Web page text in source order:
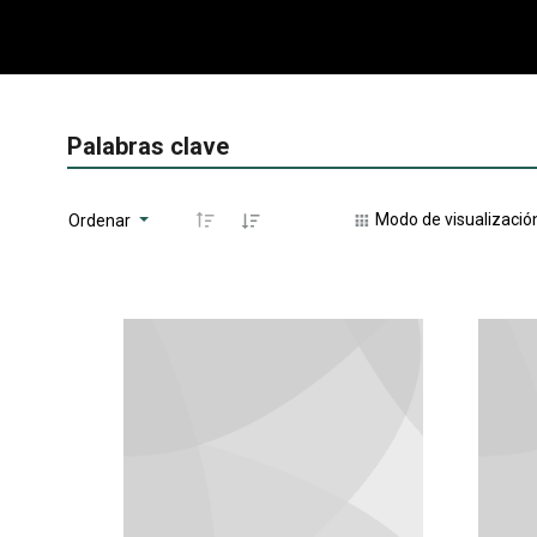
Palabras clave
Ordenar Modo de